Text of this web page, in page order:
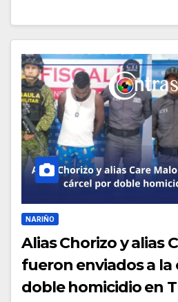
NARIÑO
Alias Chorizo y alias
fueron enviados a la
doble homicidio en